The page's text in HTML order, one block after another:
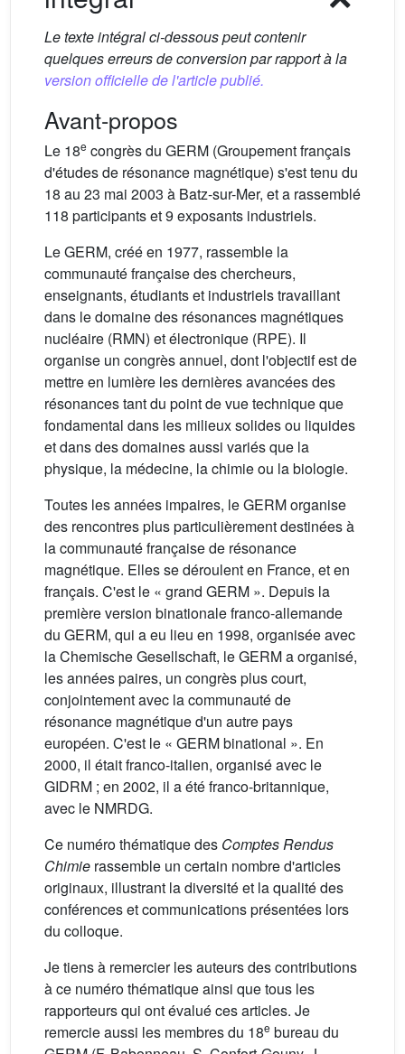
Le texte intégral ci-dessous peut contenir
quelques erreurs de conversion par rapport à la
version officielle de l'article publié.
Avant-propos
Le 18e congrès du GERM (Groupement français
d'études de résonance magnétique) s'est tenu du
18 au 23 mai 2003 à Batz-sur-Mer, et a rassemblé
118 participants et 9 exposants industriels.
Le GERM, créé en 1977, rassemble la
communauté française des chercheurs,
enseignants, étudiants et industriels travaillant
dans le domaine des résonances magnétiques
nucléaire (RMN) et électronique (RPE). Il
organise un congrès annuel, dont l'objectif est de
mettre en lumière les dernières avancées des
résonances tant du point de vue technique que
fondamental dans les milieux solides ou liquides
et dans des domaines aussi variés que la
physique, la médecine, la chimie ou la biologie.
Toutes les années impaires, le GERM organise
des rencontres plus particulièrement destinées à
la communauté française de résonance
magnétique. Elles se déroulent en France, et en
français. C'est le « grand GERM ». Depuis la
première version binationale franco-allemande
du GERM, qui a eu lieu en 1998, organisée avec
la Chemische Gesellschaft, le GERM a organisé,
les années paires, un congrès plus court,
conjointement avec la communauté de
résonance magnétique d'un autre pays
européen. C'est le « GERM binational ». En
2000, il était franco-italien, organisé avec le
GIDRM ; en 2002, il a été franco-britannique,
avec le NMRDG.
Ce numéro thématique des Comptes Rendus
Chimie rassemble un certain nombre d'articles
originaux, illustrant la diversité et la qualité des
conférences et communications présentées lors
du colloque.
Je tiens à remercier les auteurs des contributions
à ce numéro thématique ainsi que tous les
rapporteurs qui ont évalué ces articles. Je
remercie aussi les membres du 18e bureau du